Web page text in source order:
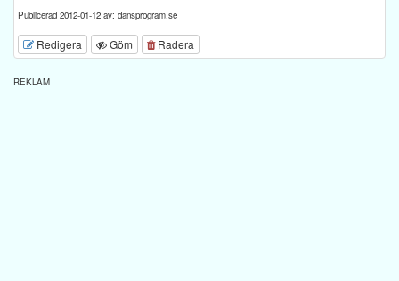
Publicerad 2012-01-12 av: dansprogram.se
Redigera Göm Radera
REKLAM